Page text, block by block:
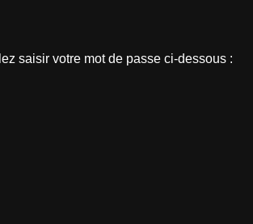
saisir votre mot de passe ci-dessous :